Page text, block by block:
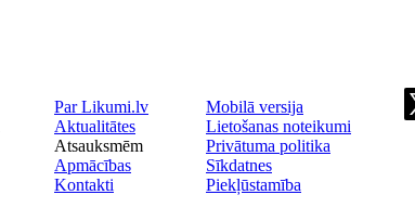
Par Likumi.lv
Aktualitātes
Atsauksmēm
Apmācības
Kontakti
Mobilā versija
Lietošanas noteikumi
Privātuma politika
Sīkdatnes
Piekļūstamība